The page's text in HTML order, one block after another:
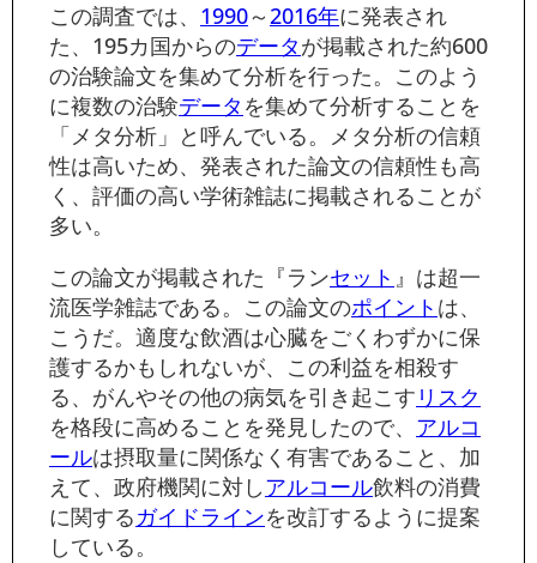
この調査では、 1990～2016年に発表され
た、195カ国からのデータが掲載された約600
の治験論文を集めて分析を行った。このよう
に複数の治験データ を集めて分析することを
「メタ分析」と呼んでいる。メタ分析の信頼
性は高いため、発表された論文の信頼性も高
く、評価の高い学術雑誌に掲載されることが
多い。
この論文が掲載された『ランセット 』は超一
流医学雑誌である。この論文のポイント は、
こうだ。適度な飲酒は心臓をごくわずかに保
護するかもしれないが、この利益を相殺す
る、がんやその他の病気を引き起こす リスク
を格段に高めることを発見したので、 アルコ
ールは摂取量に関係なく有害であること、加
えて、政府機関に対しアルコール飲料の消費
に関するガイドラインを改訂するように提案
している。